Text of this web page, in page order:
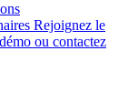
Rejoignez le
ou contactez